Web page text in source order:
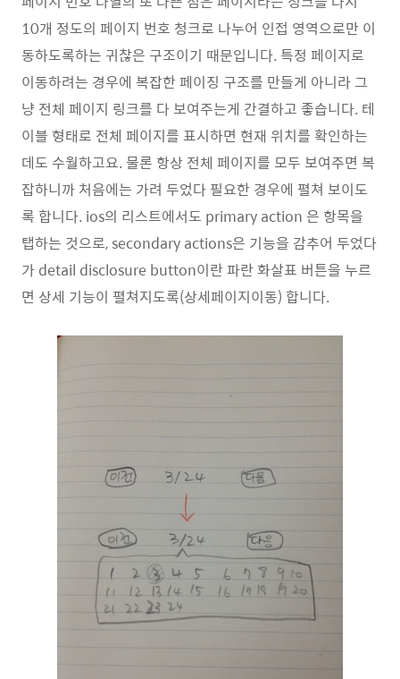
10개 정도의 페이지 번호 청크로 나누어 인접 영역으로만 이
동하도록하는 귀찮은 구조이기 때문입니다. 특정 페이지로
이동하려는 경우에 복잡한 페이징 구조를 만들게 아니라 그
냥 전체 페이지 링크를 다 보여주는게 간결하고 좋습니다. 테
이블 형태로 전체 페이지를 표시하면 현재 위치를 확인하는
데도 수월하고요. 물론 항상 전체 페이지를 모두 보여주면 복
잡하니까 처음에는 가려 두었다 필요한 경우에 펼쳐 보이도
록 합니다. ios의 리스트에서도 primary action 은 항목을
탭하는 것으로, secondary actions은 기능을 감추어 두었다
가 detail disclosure button이란 파란 화살표 버튼을 누르
면 상세 기능이 펼쳐지도록(상세페이지이동) 합니다.